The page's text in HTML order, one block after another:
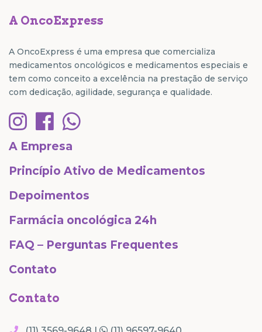
A OncoExpress
A OncoExpress é uma empresa que comercializa
medicamentos oncológicos e medicamentos especiais e
tem como conceito a excelência na prestação de serviço
com dedicação, agilidade, segurança e qualidade.
A Empresa
Princípio Ativo de Medicamentos
Depoimentos
Farmácia oncológica 24h
FAQ – Perguntas Frequentes
Contato
Contato